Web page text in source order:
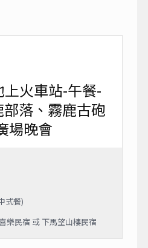
火車站-午餐-
落、霧鹿古砲
場晚會
式餐)
樂民宿 或 下馬望山樓民宿